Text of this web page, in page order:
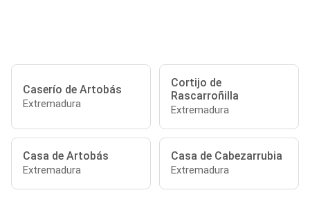
Caserío de Artobás
Extremadura
Cortijo de
Rascarroñilla
Extremadura
Casa de Artobás
Extremadura
Casa de Cabezarrubia
Extremadura